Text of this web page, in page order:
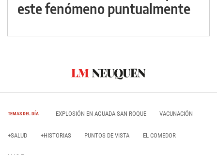
este fenómeno puntualmente
TEMAS DEL DÍA EXPLOSIÓN EN AGUADA SAN ROQUE VACUNACIÓN
+SALUD +HISTORIAS PUNTOS DE VISTA EL COMEDOR